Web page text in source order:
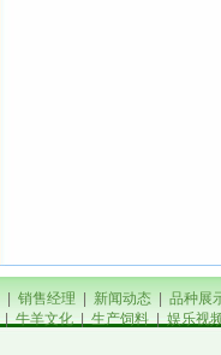
销售经理 新闻动态| 品种展
牛羊文化 生产饲料 娱乐视